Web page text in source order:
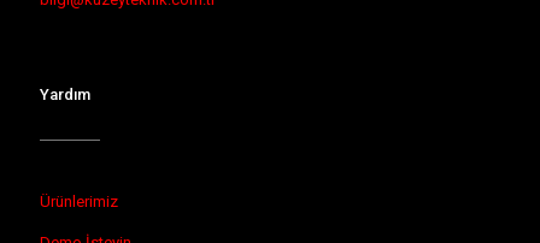
Yardım
Ürünlerimiz